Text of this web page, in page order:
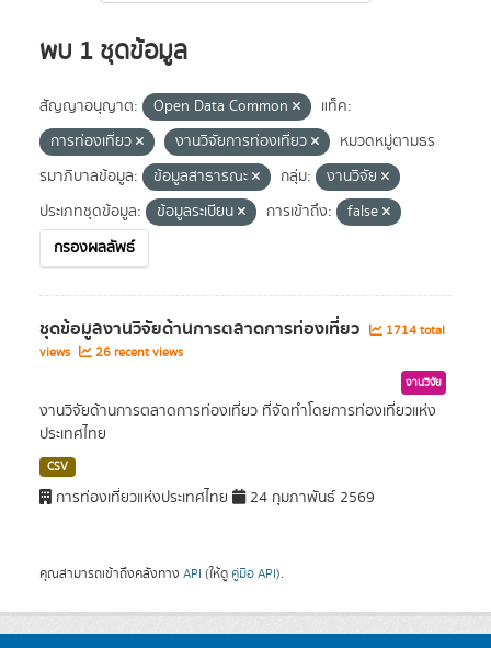
พบ 1 ชุดข้อมูล
สัญญาอนุญาต: Open Data Common
แท็ค:
การท่องเที่ยว
งานวิจัยการท่องเที่ยว
หมวดหมู่ตามธร
รมาภิบาลข้อมูล:
ข้อมูลสาธารณะ กลุ่ม:
งานวิจัย
ประเภทชุดข้อมูล:
ข้อมูลระเบียน การเข้าถึง:
false
กรองผลลัพธ์
ชุดข้อมูลงานวิจัยด้านการตลาดการท่องเที่ยว
1714 total
views
26 recent views
งานวิจัย
งานวิจัยด้านการตลาดการท่องเที่ยว ที่จัดทำโดยการท่องเที่ยวแห่ง
ประเทศไทย
CSV
การท่องเที่ยวแห่งประเทศไทย 24 กุมภาพันธ์ 2569
คุณสามารถเข้าถึงคลังทาง API (ให้ดู คู่มือ API).